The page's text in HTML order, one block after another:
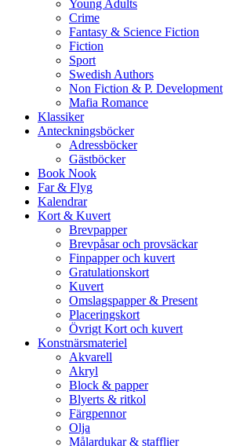
Young Adults
Crime
Fantasy & Science Fiction
Fiction
Sport
Swedish Authors
Non Fiction & P. Development
Mafia Romance
Klassiker
Anteckningsböcker
Adressböcker
Gästböcker
Book Nook
Far & Flyg
Kalendrar
Kort & Kuvert
Brevpapper
Brevpåsar och provsäckar
Finpapper och kuvert
Gratulationskort
Kuvert
Omslagspapper & Present
Placeringskort
Övrigt Kort och kuvert
Konstnärsmateriel
Akvarell
Akryl
Block & papper
Blyerts & ritkol
Färgpennor
Olja
Målardukar & stafflier